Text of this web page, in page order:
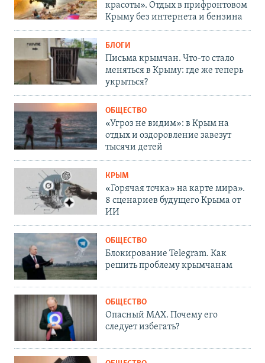
красоты». Отдых в прифронтовом
Крыму без интернета и бензина
БЛОГИ
Письма крымчан. Что-то стало
меняться в Крыму: где же теперь
укрыться?
ОБЩЕСТВО
«Угроз не видим»: в Крым на
отдых и оздоровление завезут
тысячи детей
КРЫМ
«Горячая точка» на карте мира».
8 сценариев будущего Крыма от
ИИ
ОБЩЕСТВО
Блокирование Telegram. Как
решить проблему крымчанам
ОБЩЕСТВО
Опасный MAX. Почему его
следует избегать?